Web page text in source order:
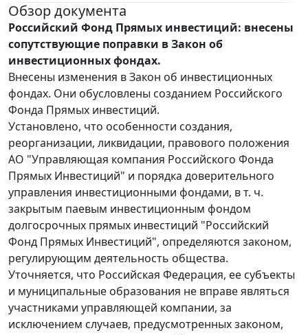
Обзор документа
Российский Фонд Прямых инвестиций: внесены
сопутствующие поправки в Закон об
инвестиционных фондах.
Внесены изменения в Закон об инвестиционных
фондах. Они обусловлены созданием Российского
Фонда Прямых инвестиций.
Установлено, что особенности создания,
реорганизации, ликвидации, правового положения
АО "Управляющая компания Российского Фонда
Прямых Инвестиций" и порядка доверительного
управления инвестиционными фондами, в т. ч.
закрытым паевым инвестиционным фондом
долгосрочных прямых инвестиций "Российский
Фонд Прямых Инвестиций", определяются законом,
регулирующим деятельность общества.
Уточняется, что Российская Федерация, ее субъекты
и муниципальные образования не вправе являться
участниками управляющей компании, за
исключением случаев, предусмотренных законом,